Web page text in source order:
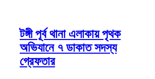
টঙ্গী পূর্ব থানা এলাকায় পৃথক
অভিযানে ৭ ডাকাত সদস্য
গ্রেফতার